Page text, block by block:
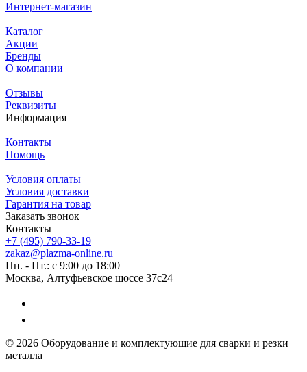
Интернет-магазин
Каталог
Акции
Бренды
О компании
Отзывы
Реквизиты
Информация
Контакты
Помощь
Условия оплаты
Условия доставки
Гарантия на товар
Заказать звонок
Контакты
+7 (495) 790-33-19
zakaz@plazma-online.ru
Пн. - Пт.: с 9:00 до 18:00
Москва, Алтуфьевское шоссе 37с24
© 2026 Оборудование и комплектующие для сварки и резки
металла